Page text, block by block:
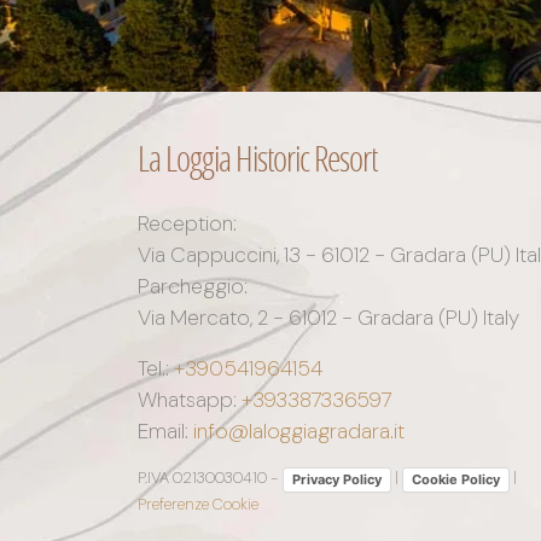
La Loggia Historic Resort
Reception:
Via Cappuccini, 13 - 61012 - Gradara (PU)
Parcheggio:
Via Mercato, 2 - 61012 - Gradara (PU) Italy
Tel.:+390541964154
Whatsapp: +393387336597
Email: info@laloggiagradara.it
P.IVA 02130030410 - Privacy Policy | Cookie Policy
|
Preferenze Cookie